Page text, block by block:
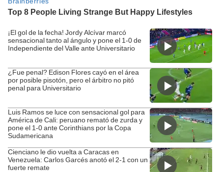
¡El gol de la fecha! Jordy Alcívar marcó
sensacional tanto al ángulo y pone el 1-0 de
Independiente del Valle ante Universitario
¿Fue penal? Edison Flores cayó en el área
por posible pisotón, pero el árbitro no pitó
penal para Universitario
Luis Ramos se luce con sensacional gol para
América de Cali: peruano remató de zurda y
pone el 1-0 ante Corinthians por la Copa
Sudamericana
Cienciano le dio vuelta a Caracas en
Venezuela: Carlos Garcés anotó el 2-1 con un
fuerte remate